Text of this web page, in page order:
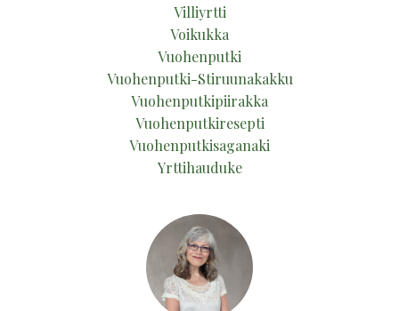
Villiyrtti
Voikukka
Vuohenputki
Vuohenputki-Stiruunakakku
Vuohenputkipiirakka
Vuohenputkiresepti
Vuohenputkisaganaki
Yrttihauduke